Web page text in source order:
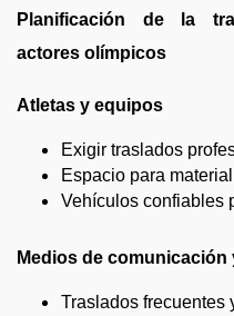
Planificación de la
actores olímpicos
Atletas y equipos
Exigir traslados
Espacio para
Vehículos confiables
Medios de comunicación
Traslados frecuentes